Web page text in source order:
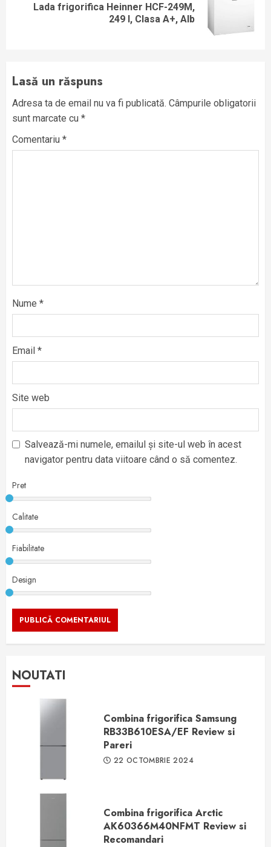
NextLada frigorifica Heinner HCF-249M,
249 l, Clasa A+, Alb
Lasă un răspuns
Adresa ta de email nu va fi publicată. Câmpurile obligatorii
sunt marcate cu *
Comentariu *
Nume *
Email *
Site web
Salvează-mi numele, emailul și site-ul web în acest
navigator pentru data viitoare când o să comentez.
Pret
Calitate
Fiabilitate
Design
NOUTATI
Combina frigorifica Samsung
RB33B610ESA/EF Review si
Pareri
22 OCTOMBRIE 2024
Combina frigorifica Arctic
AK60366M40NFMT Review si
Recomandari